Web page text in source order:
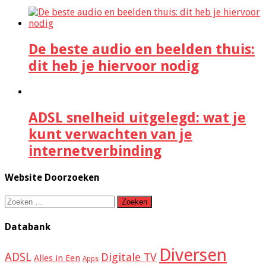
De beste audio en beelden thuis:
dit heb je hiervoor nodig
ADSL snelheid uitgelegd: wat je
kunt verwachten van je
internetverbinding
Website Doorzoeken
Zoeken
Databank
ADSL Alles in Een Apps Digitale TV Diversen